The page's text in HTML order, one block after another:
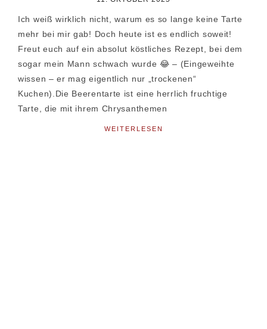
Ich weiß wirklich nicht, warum es so lange keine Tarte
mehr bei mir gab! Doch heute ist es endlich soweit!
Freut euch auf ein absolut köstliches Rezept, bei dem
sogar mein Mann schwach wurde 😂 – (Eingeweihte
wissen – er mag eigentlich nur „trockenen“
Kuchen).Die Beerentarte ist eine herrlich fruchtige
Tarte, die mit ihrem Chrysanthemen
WEITERLESEN